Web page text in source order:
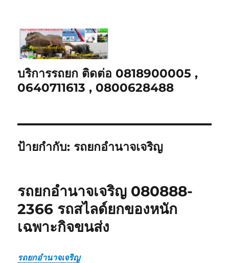
บริการรถยก ติดต่อ 0818900005 ,
0640711613 , 0800628488
ป้ายกำกับ: รถยกอำนาจเจริญ
รถยกอำนาจเจริญ 080888-
2366 รถสไลด์ยกของหนัก
เฉพาะกิจขนส่ง
รถยกอำนาจเจริญ